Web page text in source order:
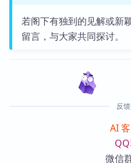
若阁下有独到的见解或新
留言，与大家共同探讨。
反
AI
微信